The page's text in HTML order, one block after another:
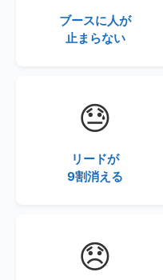
ブースに人が
止まらない
😓
リードが
9割消える
😞